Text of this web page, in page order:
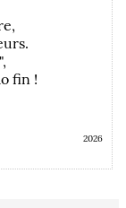
fin !
2026